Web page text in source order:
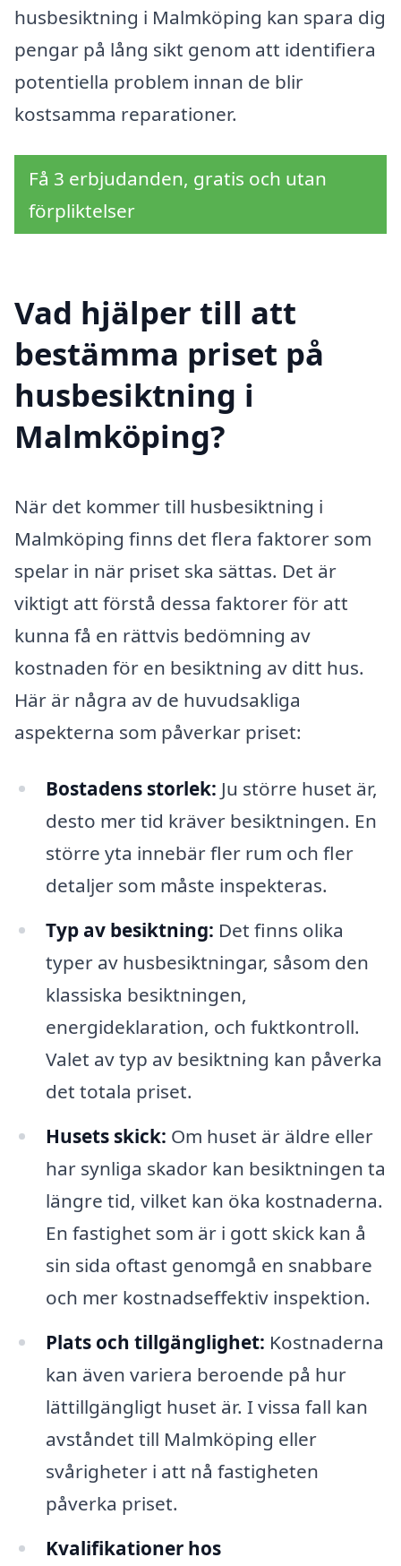
husbesiktning i Malmköping kan spara dig
pengar på lång sikt genom att identifiera
potentiella problem innan de blir
kostsamma reparationer.
Få 3 erbjudanden, gratis och utan
förpliktelser
Vad hjälper till att
bestämma priset på
husbesiktning i
Malmköping?
När det kommer till husbesiktning i
Malmköping finns det flera faktorer som
spelar in när priset ska sättas. Det är
viktigt att förstå dessa faktorer för att
kunna få en rättvis bedömning av
kostnaden för en besiktning av ditt hus.
Här är några av de huvudsakliga
aspekterna som påverkar priset:
Bostadens storlek: Ju större huset är,
desto mer tid kräver besiktningen. En
större yta innebär fler rum och fler
detaljer som måste inspekteras.
Typ av besiktning: Det finns olika
typer av husbesiktningar, såsom den
klassiska besiktningen,
energideklaration, och fuktkontroll.
Valet av typ av besiktning kan påverka
det totala priset.
Husets skick: Om huset är äldre eller
har synliga skador kan besiktningen ta
längre tid, vilket kan öka kostnaderna.
En fastighet som är i gott skick kan å
sin sida oftast genomgå en snabbare
och mer kostnadseffektiv inspektion.
Plats och tillgänglighet: Kostnaderna
kan även variera beroende på hur
lättillgängligt huset är. I vissa fall kan
avståndet till Malmköping eller
svårigheter i att nå fastigheten
påverka priset.
Kvalifikationer hos